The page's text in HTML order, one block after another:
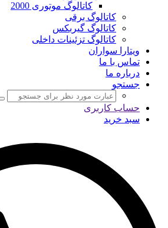
کاتالوگ موتوری 2000
کاتالوگ برقی
کاتالوگ گیربکس
کاتالوگ تزئینات داخلی
ویتارا سواران
تماس با ما
درباره ما
جستجو
حساب کاربری
سبد خرید